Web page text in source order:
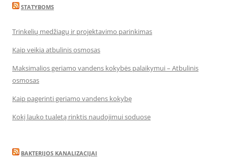
STATYBOMS
Trinkelių medžiagų ir projektavimo parinkimas
Kaip veikia atbulinis osmosas
Maksimalios geriamo vandens kokybės palaikymui – Atbulinis
osmosas
Kaip pagerinti geriamo vandens kokybę
Kokį lauko tualetą rinktis naudojimui soduose
BAKTERIJOS KANALIZACIJAI